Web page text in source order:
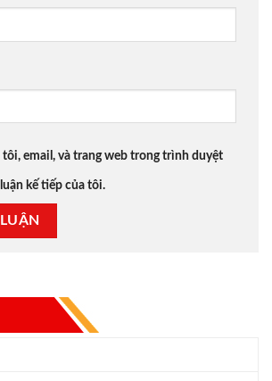
tôi, email, và trang web trong trình duyệt
kế tiếp của tôi.